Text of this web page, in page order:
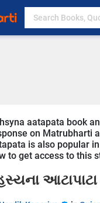
aatapata book
on Matrubharti
is also popular
to get access to this
આટાપાટા